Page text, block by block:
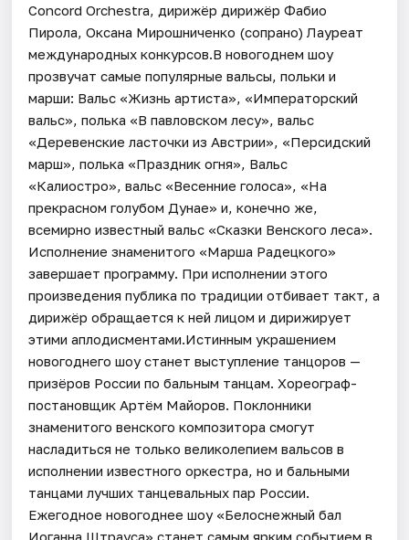
Concord Orchestra, дирижёр дирижёр Фабио
Пирола, Оксана Мирошниченко (сопрано) Лауреат
международных конкурсов.В новогоднем шоу
прозвучат самые популярные вальсы, польки и
марши: Вальс «Жизнь артиста», «Императорский
вальс», полька «В павловском лесу», вальс
«Деревенские ласточки из Австрии», «Персидский
марш», полька «Праздник огня», Вальс
«Калиостро», вальс «Весенние голоса», «На
прекрасном голубом Дунае» и, конечно же,
всемирно известный вальс «Сказки Венского леса».
Исполнение знаменитого «Марша Радецкого»
завершает программу. При исполнении этого
произведения публика по традиции отбивает такт, а
дирижёр обращается к ней лицом и дирижирует
этими аплодисментами.Истинным украшением
новогоднего шоу станет выступление танцоров —
призёров России по бальным танцам. Хореограф-
постановщик Артём Майоров. Поклонники
знаменитого венского композитора смогут
насладиться не только великолепием вальсов в
исполнении известного оркестра, но и бальными
танцами лучших танцевальных пар России.
Ежегодное новогоднее шоу «Белоснежный бал
Иоганна Штрауса» станет самым ярким событием в